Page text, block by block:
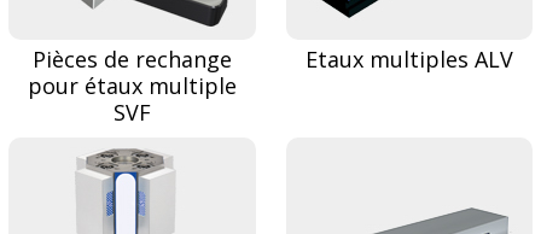
Pièces de rechange
pour étaux multiple
SVF
Etaux multiples ALV